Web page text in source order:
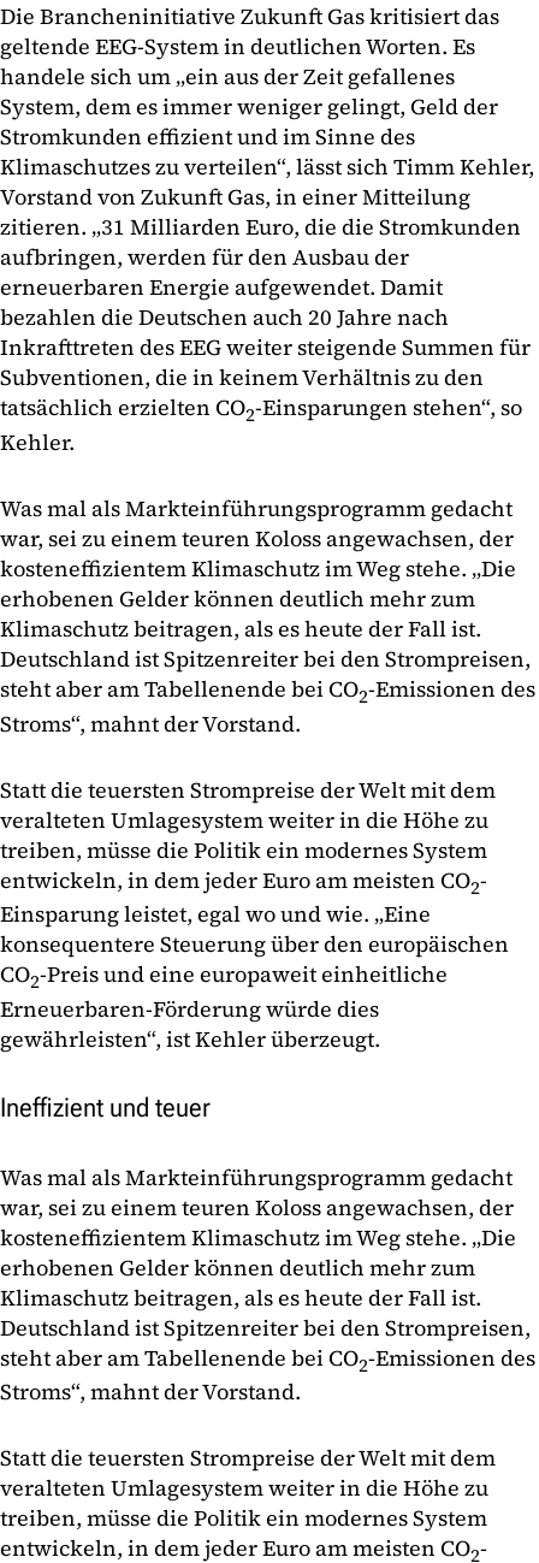
Die Brancheninitiative Zukunft Gas kritisiert das
geltende EEG-System in deutlichen Worten. Es
handele sich um „ein aus der Zeit gefallenes
System, dem es immer weniger gelingt, Geld der
Stromkunden effizient und im Sinne des
Klimaschutzes zu verteilen“, lässt sich Timm Kehler,
Vorstand von Zukunft Gas, in einer Mitteilung
zitieren. „31 Milliarden Euro, die die Stromkunden
aufbringen, werden für den Ausbau der
erneuerbaren Energie aufgewendet. Damit
bezahlen die Deutschen auch 20 Jahre nach
Inkrafttreten des EEG weiter steigende Summen für
Subventionen, die in keinem Verhältnis zu den
tatsächlich erzielten CO2-Einsparungen stehen“, so
Kehler.
Was mal als Markteinführungsprogramm gedacht
war, sei zu einem teuren Koloss angewachsen, der
kosteneffizientem Klimaschutz im Weg stehe. „Die
erhobenen Gelder können deutlich mehr zum
Klimaschutz beitragen, als es heute der Fall ist.
Deutschland ist Spitzenreiter bei den Strompreisen,
steht aber am Tabellenende bei CO2-Emissionen des
Stroms“, mahnt der Vorstand.
Statt die teuersten Strompreise der Welt mit dem
veralteten Umlagesystem weiter in die Höhe zu
treiben, müsse die Politik ein modernes System
entwickeln, in dem jeder Euro am meisten CO2-
Einsparung leistet, egal wo und wie. „Eine
konsequentere Steuerung über den europäischen
CO2-Preis und eine europaweit einheitliche
Erneuerbaren-Förderung würde dies
gewährleisten“, ist Kehler überzeugt.
Ineffizient und teuer
Was mal als Markteinführungsprogramm gedacht
war, sei zu einem teuren Koloss angewachsen, der
kosteneffizientem Klimaschutz im Weg stehe. „Die
erhobenen Gelder können deutlich mehr zum
Klimaschutz beitragen, als es heute der Fall ist.
Deutschland ist Spitzenreiter bei den Strompreisen,
steht aber am Tabellenende bei CO2-Emissionen des
Stroms“, mahnt der Vorstand.
Statt die teuersten Strompreise der Welt mit dem
veralteten Umlagesystem weiter in die Höhe zu
treiben, müsse die Politik ein modernes System
entwickeln, in dem jeder Euro am meisten CO2-